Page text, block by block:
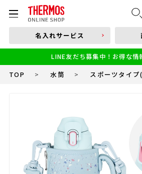
部品購入はこちら
本体品番やキーワードを入力
食洗機対応 新製品
幼児
小学生 低・中学年向け水筒
小学生
名入れサービス
LINE友だち募集中！お得な情
TOP > 水筒 > スポーツタイ